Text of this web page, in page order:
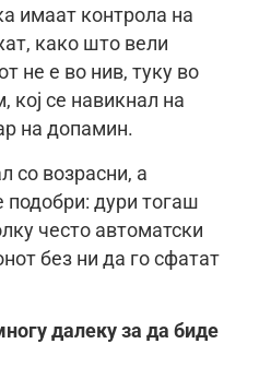
имаат контрола на
како што вели
не е во нив, туку во
кој се навикнал на
на допамин.
со возрасни, а
подобри: дури тогаш
често автоматски
без ни да го сфатат
далеку за да биде